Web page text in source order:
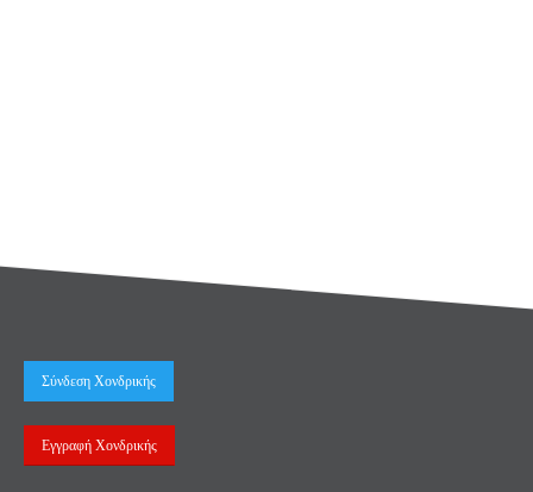
Σύνδεση Χονδρικής
Εγγραφή Χονδρικής